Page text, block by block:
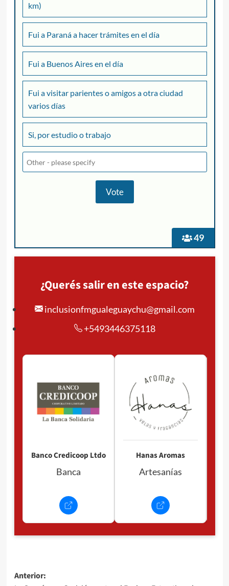
49
km)
Fui a Paraná a hacer trámites en el día
Fui a Buenos Aires en el día
Fui a visitar parientes o amigos a otra ciudad
varios días
Si, por estudio o trabajo
¿Querés salir en este espacio?
inclusionfmgualeguaychu@gmail.com
+5493446375118
Banco Credicoop Ltdo
Banca
Hanas Aromas
Artesanías
Navegación
Anterior: